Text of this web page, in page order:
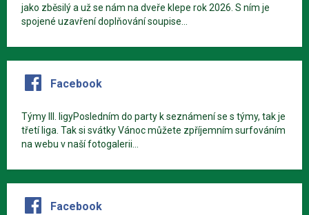
jako zběsilý a už se nám na dveře klepe rok 2026. S ním je
spojené uzavření doplňování soupise...
Facebook
Týmy III. ligyPosledním do party k seznámení se s týmy, tak je
třetí liga. Tak si svátky Vánoc můžete zpříjemním surfováním
na webu v naší fotogalerii...
Facebook